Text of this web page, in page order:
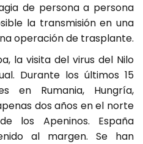
de persona a persona
la transmisión en una
operación de trasplante.
la visita del virus del Nilo
Durante los últimos 15
en Rumania, Hungría,
dos años en el norte
los Apeninos. España
al margen. Se han